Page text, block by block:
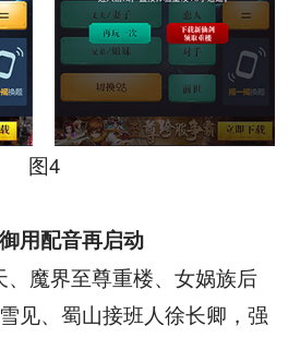
图4
用配音再启动
、魔界至尊重楼、女娲族后
见、蜀山接班人徐长卿，强